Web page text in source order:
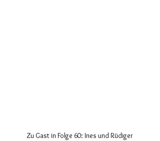
Zu Gast in Folge 60: Ines und Rüdiger